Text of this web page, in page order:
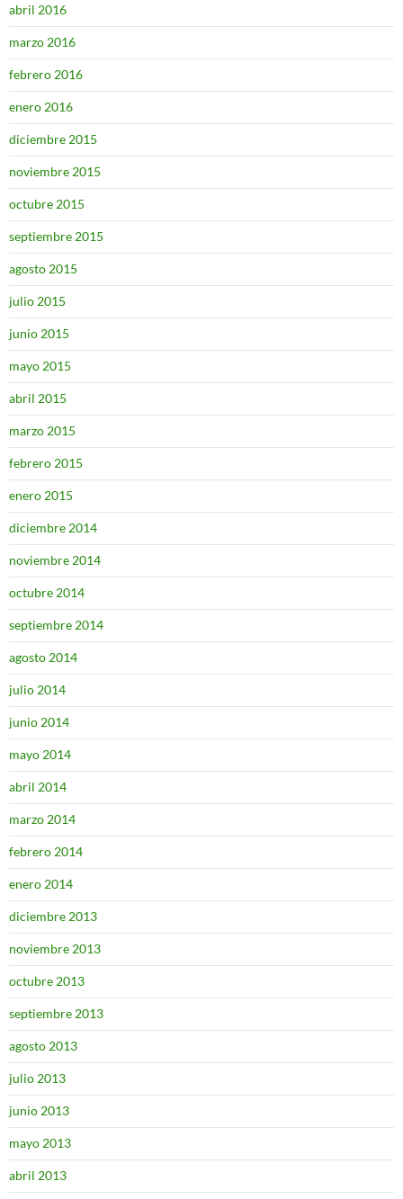
abril 2016
marzo 2016
febrero 2016
enero 2016
diciembre 2015
noviembre 2015
octubre 2015
septiembre 2015
agosto 2015
julio 2015
junio 2015
mayo 2015
abril 2015
marzo 2015
febrero 2015
enero 2015
diciembre 2014
noviembre 2014
octubre 2014
septiembre 2014
agosto 2014
julio 2014
junio 2014
mayo 2014
abril 2014
marzo 2014
febrero 2014
enero 2014
diciembre 2013
noviembre 2013
octubre 2013
septiembre 2013
agosto 2013
julio 2013
junio 2013
mayo 2013
abril 2013